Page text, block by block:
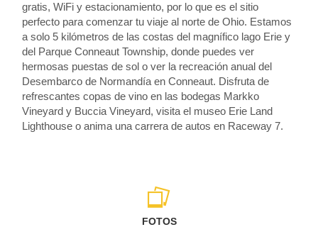
gratis, WiFi y estacionamiento, por lo que es el sitio
perfecto para comenzar tu viaje al norte de Ohio. Estamos
a solo 5 kilómetros de las costas del magnífico lago Erie y
del Parque Conneaut Township, donde puedes ver
hermosas puestas de sol o ver la recreación anual del
Desembarco de Normandía en Conneaut. Disfruta de
refrescantes copas de vino en las bodegas Markko
Vineyard y Buccia Vineyard, visita el museo Erie Land
Lighthouse o anima una carrera de autos en Raceway 7.
FOTOS